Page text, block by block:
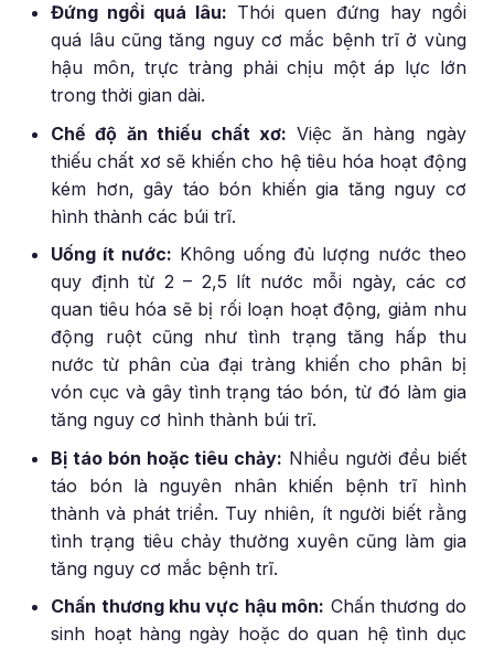
Đứng ngồi quá lâu: Thói quen đứng hay ngồi
quá lâu cũng tăng nguy cơ mắc bệnh trĩ ở vùng
hậu môn, trực tràng phải chịu một áp lực lớn
trong thời gian dài.
Chế độ ăn thiếu chất xơ: Việc ăn hàng ngày
thiếu chất xơ sẽ khiến cho hệ tiêu hóa hoạt động
kém hơn, gây táo bón khiến gia tăng nguy cơ
hình thành các búi trĩ.
Uống ít nước: Không uống đủ lượng nước theo
quy định từ 2 – 2,5 lít nước mỗi ngày, các cơ
quan tiêu hóa sẽ bị rối loạn hoạt động, giảm nhu
động ruột cũng như tình trạng tăng hấp thu
nước từ phân của đại tràng khiến cho phân bị
vón cục và gây tình trạng táo bón, từ đó làm gia
tăng nguy cơ hình thành búi trĩ.
Bị táo bón hoặc tiêu chảy: Nhiều người đều biết
táo bón là nguyên nhân khiến bệnh trĩ hình
thành và phát triển. Tuy nhiên, ít người biết rằng
tình trạng tiêu chảy thường xuyên cũng làm gia
tăng nguy cơ mắc bệnh trĩ.
Chấn thương khu vực hậu môn: Chấn thương do
sinh hoạt hàng ngày hoặc do quan hệ tình dục